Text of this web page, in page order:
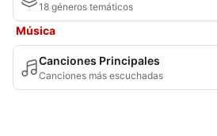
18 géneros temáticos
Música
Canciones Principales
Canciones más escuchadas